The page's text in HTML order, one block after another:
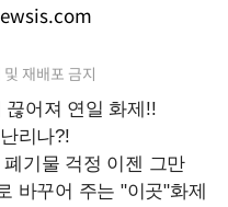
재배포 금지